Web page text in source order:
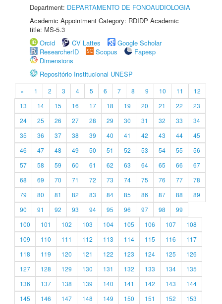
Department: DEPARTAMENTO DE FONOAUDIOLOGIA
Academic Appointment Category: RDIDP Academic
title: MS-5.3
Orcid
CV Lattes
Google Scholar
ResearcherID
Scopus
Fapesp
Dimensions
Repositório Institucional UNESP
« 1 2 3 4 5 6 7 8 9 10 11
12
13
14 15 16 17 18 19 20 21 22
23
24
25 26 27 28 29 30 31 32 33
34
35
36 37 38 39 40 41 42 43 44
45
46
47 48 49 50 51 52 53 54 55
56
57
58 59 60 61 62 63 64 65 66
67
68
69 70 71 72 73 74 75 76 77
78
79
80 81 82 83 84 85 86 87 88
89
90
91 92 93 94 95 96 97 98
99
100
101 102 103 104 105 106 107
108
109
110 111 112 113 114 115 116
117
118
119 120 121 122 123 124 125
126
127
128 129 130 131 132 133 134
135
136
137 138 139 140 141 142 143
144
145
146 147 148 149 150 151 152
153